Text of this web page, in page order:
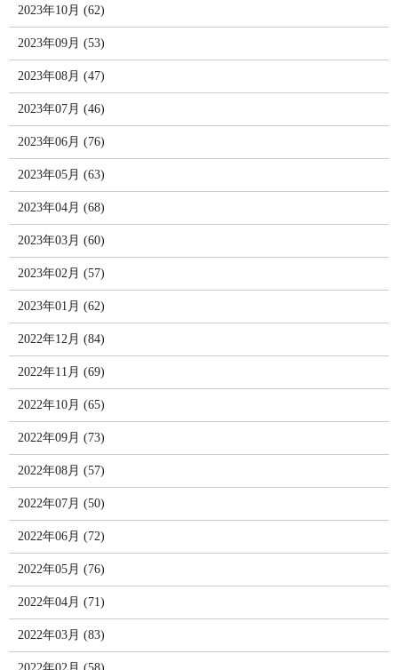
2023年10月 (62)
2023年09月 (53)
2023年08月 (47)
2023年07月 (46)
2023年06月 (76)
2023年05月 (63)
2023年04月 (68)
2023年03月 (60)
2023年02月 (57)
2023年01月 (62)
2022年12月 (84)
2022年11月 (69)
2022年10月 (65)
2022年09月 (73)
2022年08月 (57)
2022年07月 (50)
2022年06月 (72)
2022年05月 (76)
2022年04月 (71)
2022年03月 (83)